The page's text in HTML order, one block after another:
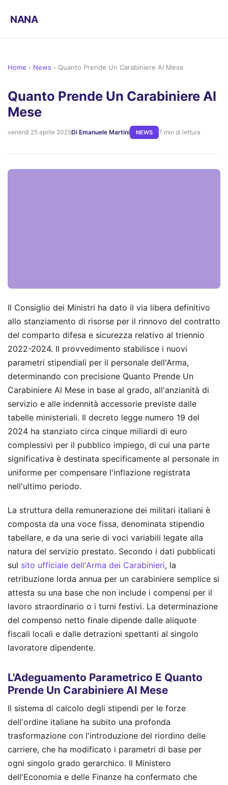
NANA
Home › News › Quanto Prende Un Carabiniere Al Mese
Quanto Prende Un Carabiniere Al
Mese
venerdì 25 aprile 2025Di Emanuele Martini NEWS 7 min di lettura
Il Consiglio dei Ministri ha dato il via libera definitivo
allo stanziamento di risorse per il rinnovo del contratto
del comparto difesa e sicurezza relativo al triennio
2022-2024. Il provvedimento stabilisce i nuovi
parametri stipendiali per il personale dell'Arma,
determinando con precisione Quanto Prende Un
Carabiniere Al Mese in base al grado, all'anzianità di
servizio e alle indennità accessorie previste dalle
tabelle ministeriali. Il decreto legge numero 19 del
2024 ha stanziato circa cinque miliardi di euro
complessivi per il pubblico impiego, di cui una parte
significativa è destinata specificamente al personale in
uniforme per compensare l'inflazione registrata
nell'ultimo periodo.
La struttura della remunerazione dei militari italiani è
composta da una voce fissa, denominata stipendio
tabellare, e da una serie di voci variabili legate alla
natura del servizio prestato. Secondo i dati pubblicati
sul sito ufficiale dell'Arma dei Carabinieri, la
retribuzione lorda annua per un carabiniere semplice si
attesta su una base che non include i compensi per il
lavoro straordinario o i turni festivi. La determinazione
del compenso netto finale dipende dalle aliquote
fiscali locali e dalle detrazioni spettanti al singolo
lavoratore dipendente.
L'Adeguamento Parametrico E Quanto
Prende Un Carabiniere Al Mese
Il sistema di calcolo degli stipendi per le forze
dell'ordine italiane ha subito una profonda
trasformazione con l'introduzione del riordino delle
carriere, che ha modificato i parametri di base per
ogni singolo grado gerarchico. Il Ministero
dell'Economia e delle Finanze ha confermato che